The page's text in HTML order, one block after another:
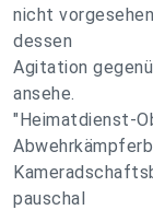
nicht
dessen
Agitation
ansehe.
"Heimatdienst-
pauschal